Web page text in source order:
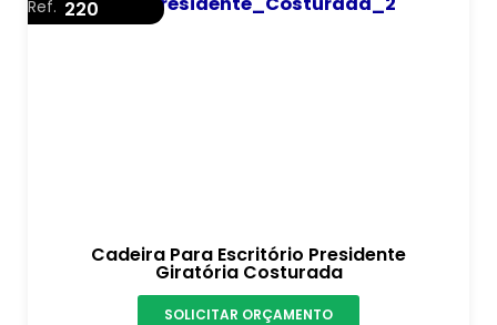
Cadeira Para Escritório Presidente
Giratória Costurada
Ref. 220
SOLICITAR ORÇAMENTO